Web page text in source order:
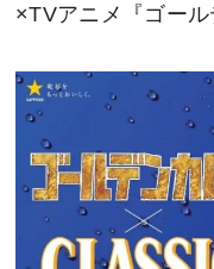
×TVアニメ『ゴール